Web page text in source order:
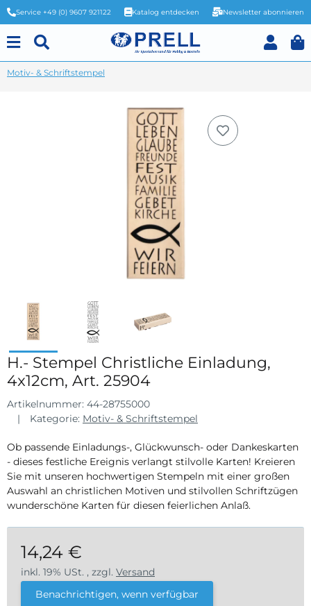
Service +49 (0) 9607 921122 Katalog entdecken Newsletter abonnieren
Motiv- & Schriftstempel
H.- Stempel Christliche Einladung,
4x12cm, Art. 25904
Artikelnummer: 44-28755000
Kategorie: Motiv- & Schriftstempel
Ob passende Einladungs-, Glückwunsch- oder Dankeskarten
- dieses festliche Ereignis verlangt stilvolle Karten! Kreieren
Sie mit unseren hochwertigen Stempeln mit einer großen
Auswahl an christlichen Motiven und stilvollen Schriftzügen
wunderschöne Karten für diesen feierlichen Anlaß.
14,24 €
inkl. 19% USt. , zzgl. Versand
Benachrichtigen, wenn verfügbar